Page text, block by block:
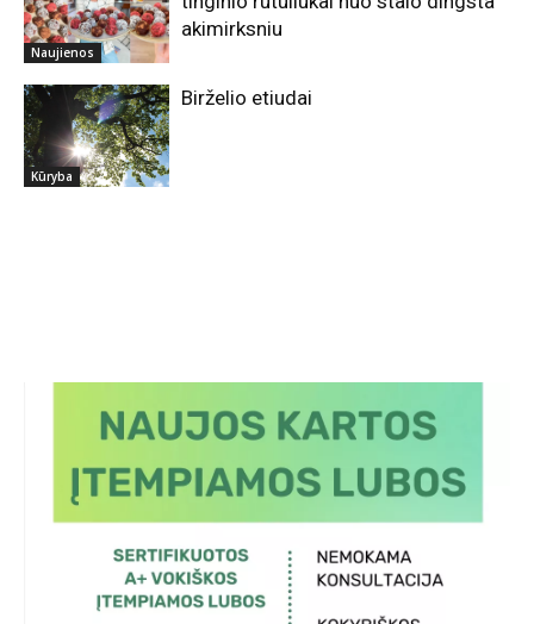
Naujienos
tinginio rutuliukai nuo stalo dingsta
akimirksniu
Kūryba
Birželio etiudai